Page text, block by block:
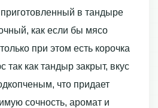
в тандыре
как если бы мясо
при этом есть корочка
как тандыр закрыт, вкус
что придает
сочность, аромат и